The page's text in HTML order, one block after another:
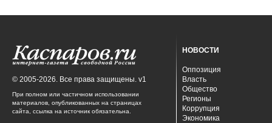
© 2005-2026. Все права защищены. v1
При полном или частичном использовании
материалов, опубликованных на страницах
сайта, ссылка на источник обязательна.
НОВОСТИ
Оппозиция
Власть
Общество
Регионы
Коррупция
Экономика